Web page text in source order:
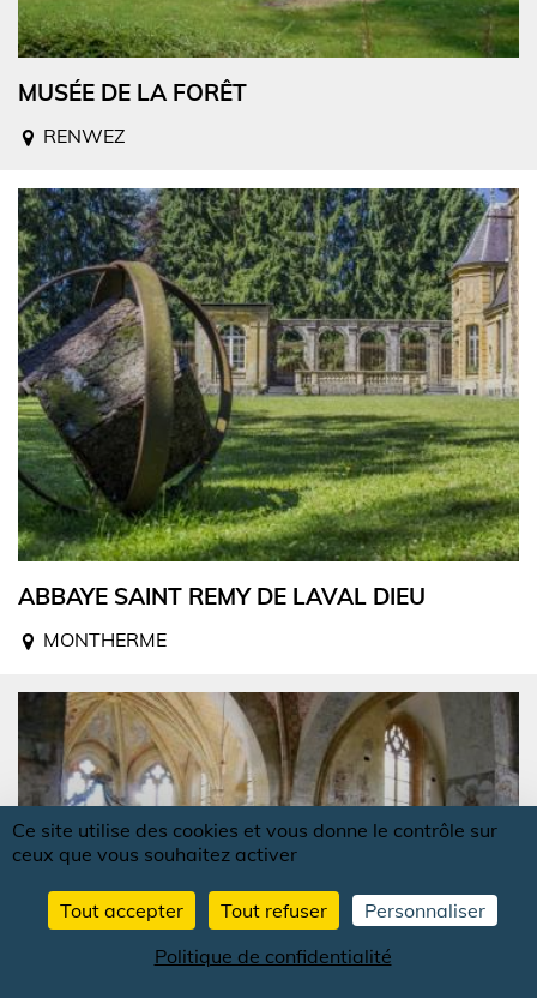
MUSÉE DE LA FORÊT
RENWEZ
ABBAYE SAINT REMY DE LAVAL DIEU
MONTHERME
Ce site utilise des cookies et vous donne le contrôle sur
ceux que vous souhaitez activer
Tout accepter Tout refuser
Personnaliser
Politique de confidentialité